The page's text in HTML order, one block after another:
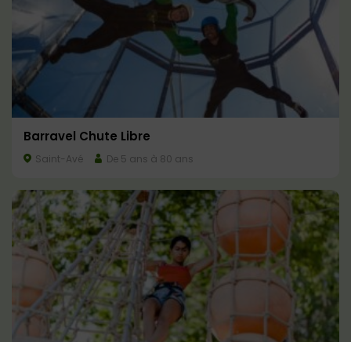
Barravel Chute Libre
Saint-Avé De 5 ans à 80 ans